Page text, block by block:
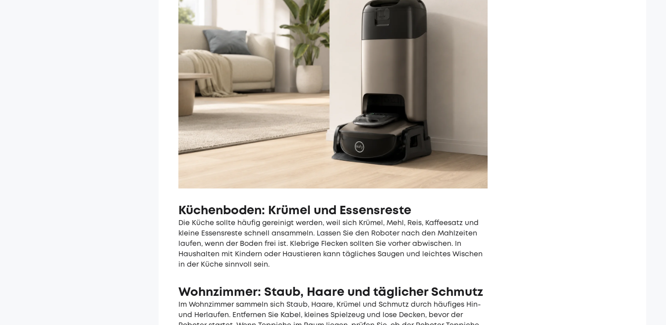
Küchenboden: Krümel und Essensreste
Die Küche sollte häufig gereinigt werden, weil sich Krümel, Mehl, Reis, Kaffeesatz und
kleine Essensreste schnell ansammeln. Lassen Sie den Roboter nach den Mahlzeiten
laufen, wenn der Boden frei ist. Klebrige Flecken sollten Sie vorher abwischen. In
Haushalten mit Kindern oder Haustieren kann tägliches Saugen und leichtes Wischen
in der Küche sinnvoll sein.
Wohnzimmer: Staub, Haare und täglicher Schmutz
Im Wohnzimmer sammeln sich Staub, Haare, Krümel und Schmutz durch häufiges Hin-
und Herlaufen. Entfernen Sie Kabel, kleines Spielzeug und lose Decken, bevor der